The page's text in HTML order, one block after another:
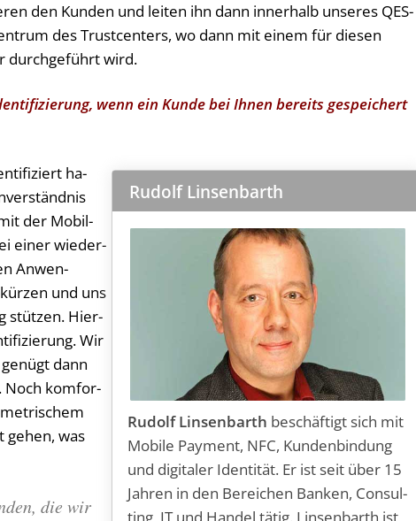
den Kunden und leiten ihn dann innerhalb unseres QES-
des Trustcenters, wo dann mit einem für diesen
durchgeführt wird.
wenn ein Kunde bei Ihnen bereits gespeichert
Rudolf Linsenbarth
Rudolf Linsenbarth be­schäf­tigt sich mit
Mo­bi­le Pay­ment, NFC, Kun­den­bin­dung
und di­gi­ta­ler Iden­ti­tät. Er ist seit über 15
Jah­ren in den Be­rei­chen Ban­ken, Con­sul­
ting, IT und Han­del tä­tig. Lin­sen­barth ist
ha­
der Mo­bil­
ei­ner wie­der­
An­wen­
und uns
stüt­zen. Hier­
Wir
dann
Noch kom­for­
ge­hen, was
die wir